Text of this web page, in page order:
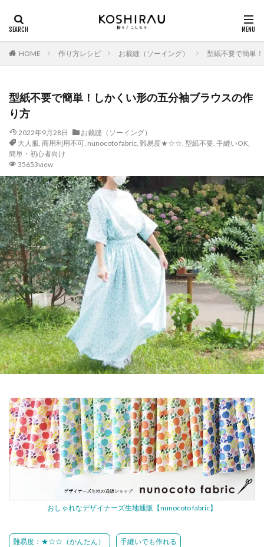
HOME 作り方レシピ お裁縫（ソーイング） 型紙不要で簡単
型紙不要で簡単！しかくい形の五分袖ブラウスの作
り方
2022年9月28日
お裁縫（ソーイング）
大人服, 商用利用不可, nunocoto fabric, 難易度★☆☆, 型紙不要, 手縫いOK,
簡単・初心者向け
35653view
おしゃれなデザイナーズ生地通販【nunocoto fabric】
難易度：★☆☆（かんたん） 手縫いでも作れる